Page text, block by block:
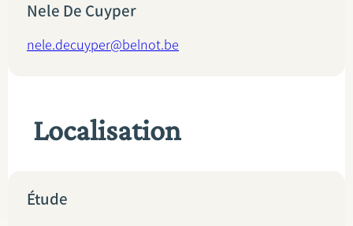
Nele De Cuyper
nele.decuyper@belnot.be
Localisation
Étude